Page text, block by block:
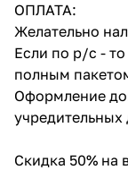
ОПЛАТА:
Желательно
Если по р/с - то
полным
Оформление
Скидка 50% на